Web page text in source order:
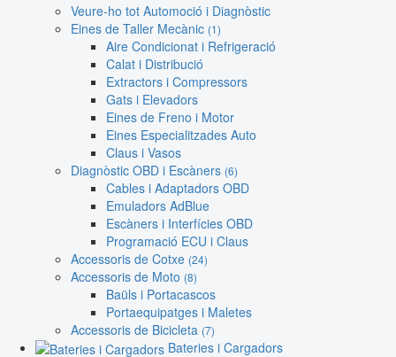
Veure-ho tot Automoció i Diagnòstic
Eines de Taller Mecànic (1)
Aire Condicionat i Refrigeració
Calat i Distribució
Extractors i Compressors
Gats i Elevadors
Eines de Freno i Motor
Eines Especialitzades Auto
Claus i Vasos
Diagnòstic OBD i Escàners (6)
Cables i Adaptadors OBD
Emuladors AdBlue
Escàners i Interfícies OBD
Programació ECU i Claus
Accessoris de Cotxe (24)
Accessoris de Moto (8)
Baüls i Portacascos
Portaequipatges i Maletes
Accessoris de Bicicleta (7)
Bateries i Cargadors